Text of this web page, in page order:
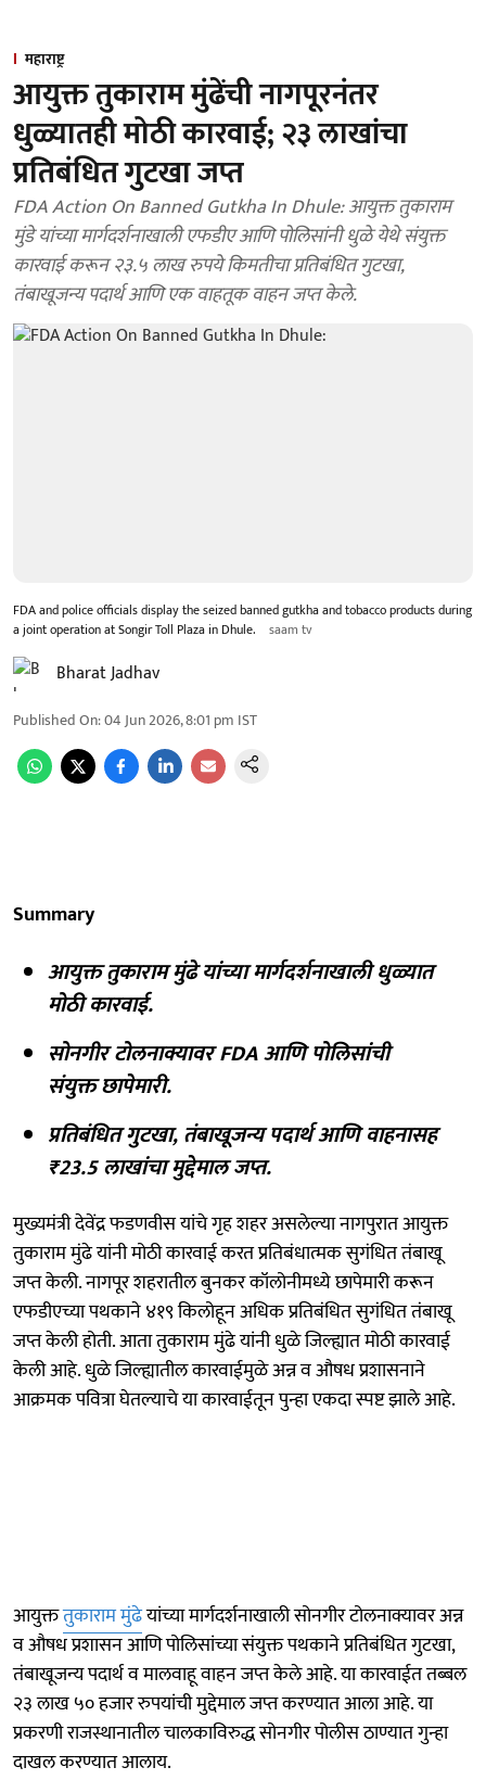
महाराष्ट्र
आयुक्त तुकाराम मुंढेंची नागपूरनंतर
धुळ्यातही मोठी कारवाई; २३ लाखांचा
प्रतिबंधित गुटखा जप्त
FDA Action On Banned Gutkha In Dhule: आयुक्त तुकाराम
मुंडे यांच्या मार्गदर्शनाखाली एफडीए आणि पोलिसांनी धुळे येथे संयुक्त
कारवाई करून २३.५ लाख रुपये किमतीचा प्रतिबंधित गुटखा,
तंबाखूजन्य पदार्थ आणि एक वाहतूक वाहन जप्त केले.
FDA and police officials display the seized banned gutkha and tobacco products during
a joint operation at Songir Toll Plaza in Dhule.
saam tv
Bharat Jadhav
Published On:04 Jun 2026, 8:01 pm IST
Summary
आयुक्त तुकाराम मुंढे यांच्या मार्गदर्शनाखाली धुळ्यात
मोठी कारवाई.
सोनगीर टोलनाक्यावर FDA आणि पोलिसांची
संयुक्त छापेमारी.
प्रतिबंधित गुटखा, तंबाखूजन्य पदार्थ आणि वाहनासह
₹23.5 लाखांचा मुद्देमाल जप्त.
मुख्यमंत्री देवेंद्र फडणवीस यांचे गृह शहर असलेल्या नागपुरात आयुक्त
तुकाराम मुंढे यांनी मोठी कारवाई करत प्रतिबंधात्मक सुगंधित तंबाखू
जप्त केली. नागपूर शहरातील बुनकर कॉलोनीमध्ये छापेमारी करून
एफडीएच्या पथकाने ४१९ किलोहून अधिक प्रतिबंधित सुगंधित तंबाखू
जप्त केली होती. आता तुकाराम मुंढे यांनी धुळे जिल्ह्यात मोठी कारवाई
केली आहे. धुळे जिल्ह्यातील कारवाईमुळे अन्न व औषध प्रशासनाने
आक्रमक पवित्रा घेतल्याचे या कारवाईतून पुन्हा एकदा स्पष्ट झाले आहे.
आयुक्ततुकाराम मुंढेयांच्या मार्गदर्शनाखाली सोनगीर टोलनाक्यावर अन्न
व औषध प्रशासन आणि पोलिसांच्या संयुक्त पथकाने प्रतिबंधित गुटखा,
तंबाखूजन्य पदार्थ व मालवाहू वाहन जप्त केले आहे. या कारवाईत तब्बल
२३ लाख ५० हजार रुपयांची मुद्देमाल जप्त करण्यात आला आहे. या
प्रकरणी राजस्थानातील चालकाविरुद्ध सोनगीर पोलीस ठाण्यात गुन्हा
दाखल करण्यात आलाय.